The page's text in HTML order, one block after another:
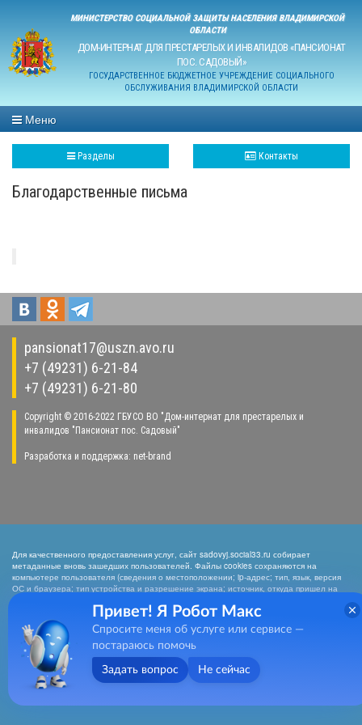
МИНИСТЕРСТВО СОЦИАЛЬНОЙ ЗАЩИТЫ НАСЕЛЕНИЯ ВЛАДИМИРСКОЙ
ОБЛАСТИ
ДОМ-ИНТЕРНАТ ДЛЯ ПРЕСТАРЕЛЫХ И ИНВАЛИДОВ «ПАНСИОНАТ
ПОС. САДОВЫЙ»
ГОСУДАРСТВЕННОЕ БЮДЖЕТНОЕ УЧРЕЖДЕНИЕ СОЦИАЛЬНОГО
ОБСЛУЖИВАНИЯ ВЛАДИМИРСКОЙ ОБЛАСТИ
Меню
Разделы Контакты
Благодарственные письма
Для качественного предоставления услуг, сайт sadovyj.social33.ru собирает
метаданные вновь зашедших пользователей. Файлы cookies сохраняются на
компьютере пользователя (сведения о местоположении; ip-адрес; тип, язык, версия
ОС и браузера; тип устройства и разрешение экрана; источник, откуда пришел на
сайт пользователь; какие страницы открывает). Собранная информация
используется для обработки статистических данных использования сайта
посредством интернет-сервисов LiveInternet, Яндекс.Метрика, Hotlog). Нажимая
кнопку «СОГЛАСЕН», Вы подтверждаете то, что Вы проинформированы о сборе
метаданных на нашем сайте. Если вы не хотите, чтобы эти данные
обрабатывались, то должны покинуть сайт. Отключить cookies можно в настройках
браузера
Согласен
pansionat17@uszn.avo.ru
+7 (49231) 6-21-84
+7 (49231) 6-21-80
Copyright © 2016-2022 ГБУСО ВО "Дом-интернат для престарелых и
инвалидов "Пансионат пос. Садовый"
Разработка и поддержка: net-brand
Привет! Я Робот Макс
Спросите меня об услуге или сервисе —
постараюсь помочь
Задать вопрос Не сейчас